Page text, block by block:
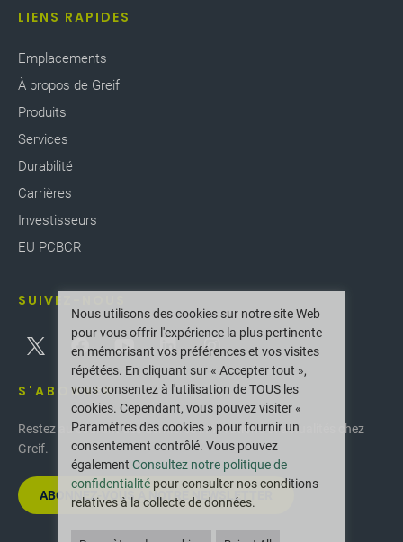
LIENS RAPIDES
Emplacements
À propos de Greif
Produits
Services
Durabilité
Carrières
Investisseurs
EU PCBCR
SUIVEZ-NOUS
S'ABONNER
Restez au courant des dernières innovations et actualités chez
Greif.
ABONNEZ-VOUS À NOTRE NEWSLETTER
Nous utilisons des cookies sur notre site Web
pour vous offrir l'expérience la plus pertinente
en mémorisant vos préférences et vos visites
répétées. En cliquant sur « Accepter tout »,
vous consentez à l'utilisation de TOUS les
cookies. Cependant, vous pouvez visiter «
Paramètres des cookies » pour fournir un
consentement contrôlé. Vous pouvez
également Consultez notre politique de
confidentialité pour consulter nos conditions
relatives à la collecte de données.